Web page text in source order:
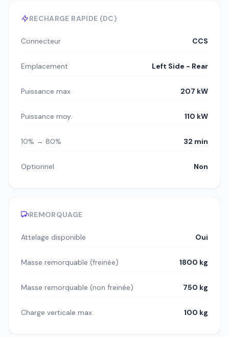
RECHARGE RAPIDE (DC)
Connecteur CCS
Emplacement Left Side - Rear
Puissance max 207 kW
Puissance moy. 110 kW
10% → 80% 32 min
Optionnel Non
REMORQUAGE
Attelage disponible Oui
Masse remorquable (freinée) 1800 kg
Masse remorquable (non freinée) 750 kg
Charge verticale max 100 kg